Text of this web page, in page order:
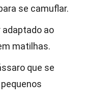
se camuflar.
adaptado ao
matilhas.
que se